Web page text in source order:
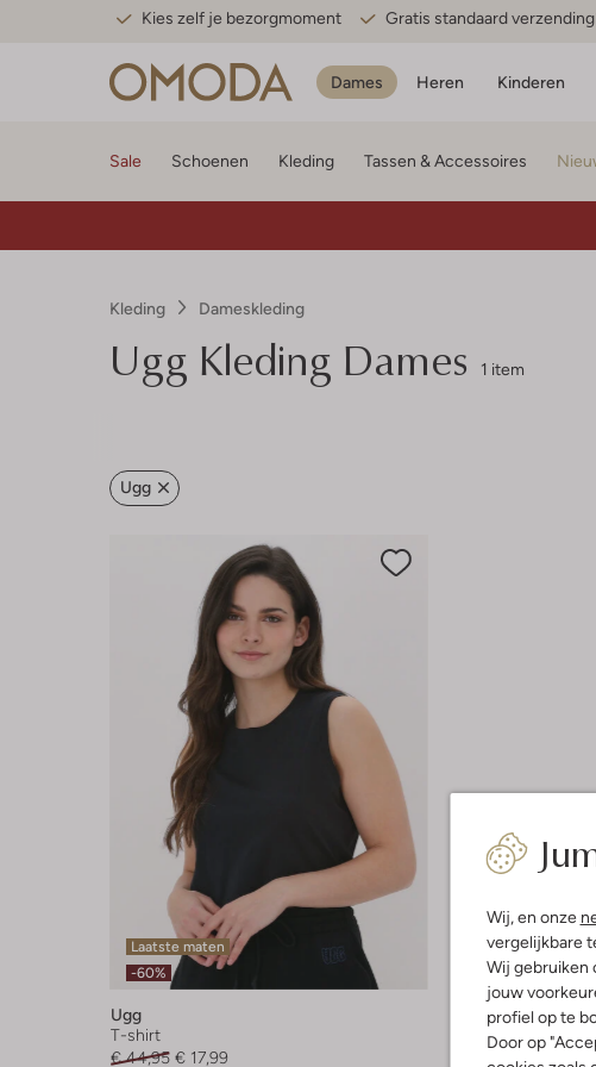
Kies zelf je bezorgmoment Gratis standaard
Dames Heren Kinderen
Wij, en onze
vergelijkbare
Wij gebruiken
jouw
profiel op te
Door op
Sale Schoenen Kleding Tassen & Accessoires
Kleding Dameskleding
Ugg Kleding Dames 1 item
Ugg
Laatste maten
-60%
Ugg
T-shirt
€ 44,95 € 17,99